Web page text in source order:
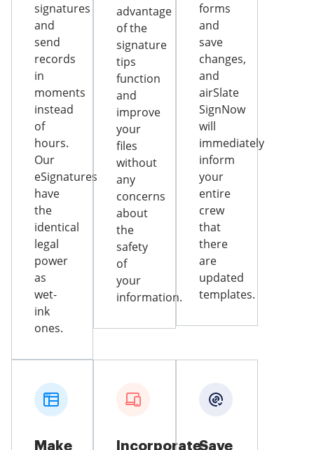
signatures
and
send
records
in
moments
instead
of
hours.
Our
eSignatures
have
the
identical
legal
power
as
wet-
ink
ones.
advantage
of the
signature
tips
function
and
improve
your
files
without
any
concerns
about
the
safety
of
your
information.
forms
and
save
changes,
and
airSlate
SignNow
will
immediately
inform
your
entire
crew
that
there
are
updated
templates.
Make
IncorporateSave